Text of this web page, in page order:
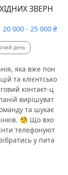
ЗВЕРН
20 000 - 25 000 ₴
день
яка вже пон
та клієнтсько
контакт-ц
вирішуват
та шукає
🧐 Що вхо
телефонуют
у пита